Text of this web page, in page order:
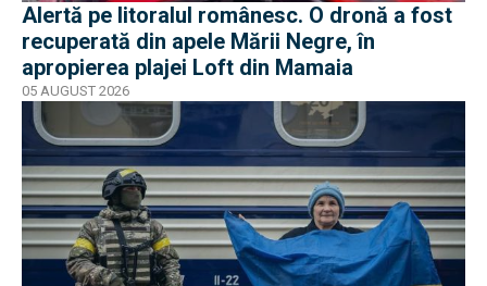
Alertă pe litoralul românesc. O dronă a fost
recuperată din apele Mării Negre, în
apropierea plajei Loft din Mamaia
05 AUGUST 2026